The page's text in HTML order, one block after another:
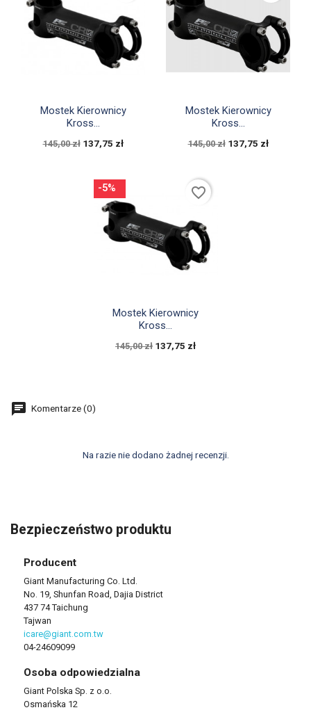
Szybki podgląd
Mostek Kierownicy
Kross...
145,00 zł 137,75 zł
Szybki podgląd
Mostek Kierownicy
Kross...
145,00 zł 137,75 zł
Szybki podgląd
Mostek Kierownicy
Kross...
145,00 zł 137,75 zł
-5% favorite_border
Komentarze (0)
Na razie nie dodano żadnej recenzji.
Bezpieczeństwo produktu
Producent
Giant Manufacturing Co. Ltd.
No. 19, Shunfan Road, Dajia District
437 74 Taichung
Tajwan
icare@giant.com.tw
04-24609099
Osoba odpowiedzialna
Giant Polska Sp. z o.o.
Osmańska 12